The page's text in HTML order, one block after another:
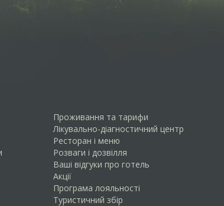
Проживання та тарифи
Лікувально-діагностичний центр
Ресторан і меню
Розваги і дозвілля
Ваші відгуки про готель
Акції
Програма лояльності
Туристичний збір